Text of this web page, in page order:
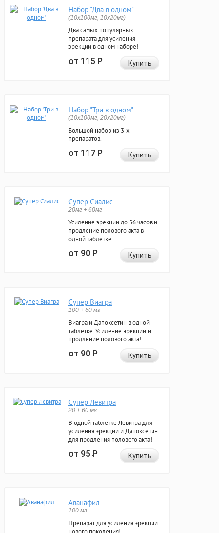
Набор "Два в одном"
(10x100мг, 10x20мг)
Два самых популярных
препарата для усиления
эрекции в одном наборе!
от 115Р Купить
Набор "Три в одном"
(10x100мг, 20x20мг)
Большой набор из 3-х
препаратов.
от 117Р Купить
Супер Сиалис
20мг + 60мг
Усиление эрекции до 36 часов и
продление полового акта в
одной таблетке.
от 90Р Купить
Супер Виагра
100 + 60 мг
Виагра и Дапоксетин в одной
таблетке. Усиление эрекции и
продление полового акта!
от 90Р Купить
Супер Левитра
20 + 60 мг
В одной таблетке Левитра для
усиления эрекции и Дапоксетин
для продления полового акта!
от 95Р Купить
Аванафил
100 мг
Препарат для усиления эрекции